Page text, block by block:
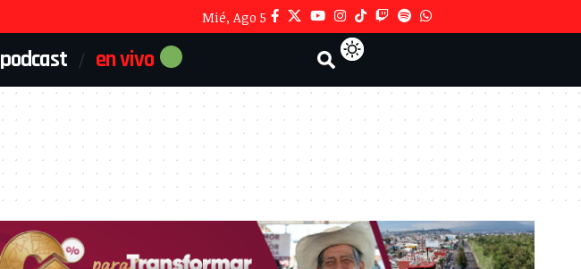
Mié, Ago 5
podcast en vivo